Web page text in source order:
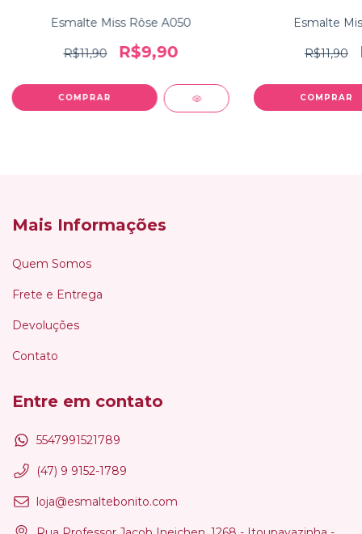
Esmalte Miss Rôse A050
R$11,90 R$9,90
Esmalte
R$11,90
Mais Informações
Quem Somos
Frete e Entrega
Devoluções
Contato
Entre em contato
5547991521789
(47) 9 9152-1789
loja@esmaltebonito.com